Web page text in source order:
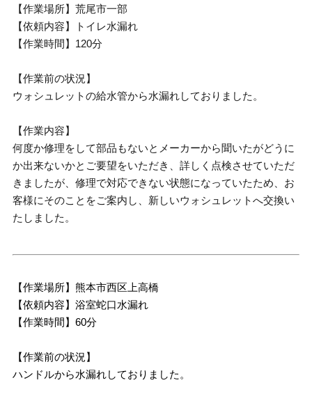
【作業場所】荒尾市一部
【依頼内容】トイレ水漏れ
【作業時間】120分
【作業前の状況】
ウォシュレットの給水管から水漏れしておりました。
【作業内容】
何度か修理をして部品もないとメーカーから聞いたがどうに
か出来ないかとご要望をいただき、詳しく点検させていただ
きましたが、修理で対応できない状態になっていたため、お
客様にそのことをご案内し、新しいウォシュレットへ交換い
たしました。
【作業場所】熊本市西区上高橋
【依頼内容】浴室蛇口水漏れ
【作業時間】60分
【作業前の状況】
ハンドルから水漏れしておりました。